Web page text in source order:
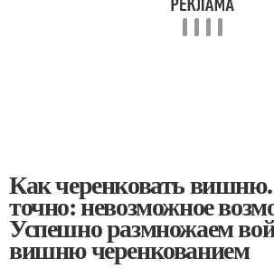
Как черенковать
точно: невозможное
Успешно размножаем
вишню черенкованием